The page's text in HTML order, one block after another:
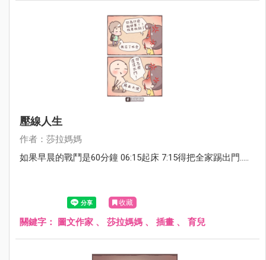
壓線人生
作者：莎拉媽媽
如果早晨的戰鬥是60分鐘 06:15起床 7:15得把全家踢出門.....
收藏
關鍵字： 圖文作家 、 莎拉媽媽 、 插畫 、 育兒